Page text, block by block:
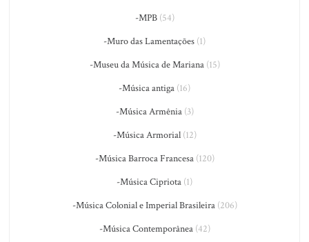
-MPB(54)
-Muro das Lamentações (1)
-Museu da Música de Mariana(15)
-Música antiga (16)
-Música Armênia(3)
-Música Armorial(12)
-Música Barroca Francesa(120)
-Música Cipriota (1)
-Música Colonial e Imperial Brasileira(206)
-Música Contemporânea(42)